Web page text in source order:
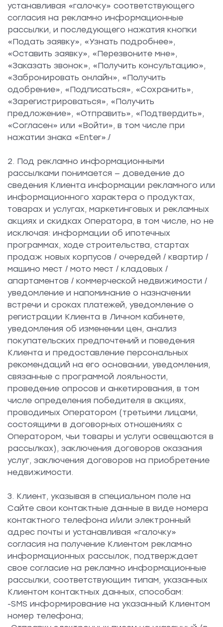
устанавливая «галочку» соответствующего
согласия на рекламно информационные
рассылки, и последующего нажатия кнопки
«Подать заявку», «Узнать подробнее»,
«Оставить заявку», «Перезвоните мне»,
«Заказать звонок», «Получить консультацию»,
«Забронировать онлайн», «Получить
одобрение», «Подписаться», «Сохранить»,
«Зарегистрироваться», «Получить
предложение», «Отправить», «Подтвердить»,
«Согласен» или «Войти», в том числе при
нажатии знака «Enter»./
2. Под рекламно информационными
рассылками понимается — доведение до
сведения Клиента информации рекламного или
информационного характера о продуктах,
товарах и услугах, маркетинговых и рекламных
акциях и скидках Оператора, в том числе, но не
исключая: информации об ипотечных
программах, ходе строительства, стартах
продаж новых корпусов / очередей / квартир /
машино мест / мото мест / кладовых /
апартаментов / коммерческой недвижимости /
уведомление и напоминание о назначении
встречи и сроках платежей, уведомление о
регистрации Клиента в Личном кабинете,
уведомления об изменении цен, анализ
покупательских предпочтений и поведения
Клиента и предоставление персональных
рекомендаций на его основании, уведомления,
связанные с программой лояльности,
проведение опросов и анкетирования, в том
числе определения победителя в акциях,
проводимых Оператором (третьими лицами,
состоящими в договорных отношениях с
Оператором, чьи товары и услуги освещаются в
рассылках), заключения договоров оказания
услуг, заключения договоров на приобретение
недвижимости.
3. Клиент, указывая в специальном поле на
Сайте свои контактные данные в виде номера
контактного телефона и/или электронный
адрес почты и устанавливая «галочку»
согласия на получение Клиентом рекламно
информационных рассылок, подтверждает
свое согласие на рекламно информационные
рассылки, соответствующим типам, указанных
Клиентом контактных данных, способам:
-SMS информирование на указанный Клиентом
номер телефона;